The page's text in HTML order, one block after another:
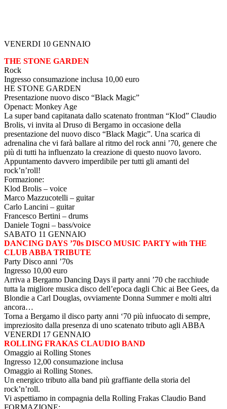
VENERDI 10 GENNAIO
THE STONE GARDEN
Rock
Ingresso consumazione inclusa 10,00 euro
HE STONE GARDEN
Presentazione nuovo disco “Black Magic”
Openact: Monkey Age
La super band capitanata dallo scatenato frontman “Klod” Claudio
Brolis, vi invita al Druso di Bergamo in occasione della
presentazione del nuovo disco “Black Magic”. Una scarica di
adrenalina che vi farà ballare al ritmo del rock anni ’70, genere che
più di tutti ha influenzato la creazione di questo nuovo lavoro.
Appuntamento davvero imperdibile per tutti gli amanti del
rock’n’roll!
Formazione:
Klod Brolis – voice
Marco Mazzucotelli – guitar
Carlo Lancini – guitar
Francesco Bertini – drums
Daniele Togni – bass/voice
SABATO 11 GENNAIO
DANCING DAYS ’70s DISCO MUSIC PARTY with THE
CLUB ABBA TRIBUTE
Party Disco anni ’70s
Ingresso 10,00 euro
Arriva a Bergamo Dancing Days il party anni ’70 che racchiude
tutta la migliore musica disco dell’epoca dagli Chic ai Bee Gees, da
Blondie a Carl Douglas, ovviamente Donna Summer e molti altri
ancora…
Torna a Bergamo il disco party anni ‘70 più infuocato di sempre,
impreziosito dalla presenza di uno scatenato tributo agli ABBA
VENERDI 17 GENNAIO
ROLLING FRAKAS CLAUDIO BAND
Omaggio ai Rolling Stones
Ingresso 12,00 consumazione inclusa
Omaggio ai Rolling Stones.
Un energico tributo alla band più graffiante della storia del
rock’n’roll.
Vi aspettiamo in compagnia della Rolling Frakas Claudio Band
FORMAZIONE: